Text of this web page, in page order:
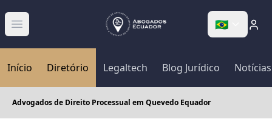
Abrir menú 🇧🇷
Início Diretório Legaltech Blog Jurídico Notícias
Advogados de Direito Processual em Quevedo Equador